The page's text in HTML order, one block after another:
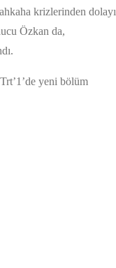
krizlerinden dolayı
Özkan da,
yeni bölüm